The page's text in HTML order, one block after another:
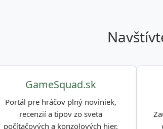
GameSquad.sk
Portál pre hráčov plný noviniek,
recenzií a tipov zo sveta
počítačových a konzolových hier.